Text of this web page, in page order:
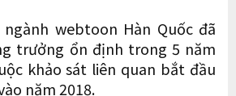
webtoon Hàn Quốc đã
trưởng ổn định trong 5 năm
khảo sát liên quan bắt đầu
năm 2018.